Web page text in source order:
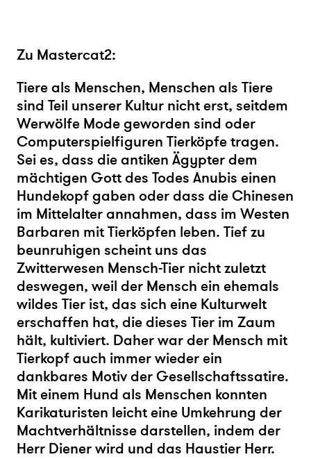
Zu Mastercat2:
Tiere als Menschen, Menschen als Tiere
sind Teil unserer Kultur nicht erst, seitdem
Werwölfe Mode geworden sind oder
Computerspielfiguren Tierköpfe tragen.
Sei es, dass die antiken Ägypter dem
mächtigen Gott des Todes Anubis einen
Hundekopf gaben oder dass die Chinesen
im Mittelalter annahmen, dass im Westen
Barbaren mit Tierköpfen leben. Tief zu
beunruhigen scheint uns das
Zwitterwesen Mensch-Tier nicht zuletzt
deswegen, weil der Mensch ein ehemals
wildes Tier ist, das sich eine Kulturwelt
erschaffen hat, die dieses Tier im Zaum
hält, kultiviert. Daher war der Mensch mit
Tierkopf auch immer wieder ein
dankbares Motiv der Gesellschaftssatire.
Mit einem Hund als Menschen konnten
Karikaturisten leicht eine Umkehrung der
Machtverhältnisse darstellen, indem der
Herr Diener wird und das Haustier Herr.